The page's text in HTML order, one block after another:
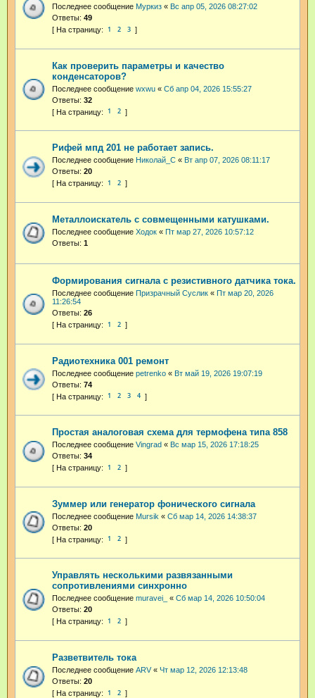
Последнее сообщение Муркиз « Вс апр 05, 2026 08:27:02
Ответы: 49
1 2 3
Как проверить параметры и качество
конденсаторов?
Последнее сообщение wxwu « Сб апр 04, 2026 15:55:27
Ответы: 32
1 2
Рифей мпд 201 не работает запись.
Последнее сообщение Николай_С « Вт апр 07, 2026 08:11:17
Ответы: 20
1 2
Металлоискатель с совмещенными катушками.
Последнее сообщение Ходок « Пт мар 27, 2026 10:57:12
Ответы: 1
Формирования сигнала с резистивного датчика тока.
Последнее сообщение Призрачный Суслик « Пт мар 20, 2026
11:26:54
Ответы: 26
1 2
Радиотехника 001 ремонт
Последнее сообщение petrenko « Вт май 19, 2026 19:07:19
Ответы: 74
1 2 3 4
Простая аналоговая схема для термофена типа 858
Последнее сообщение Vingrad « Вс мар 15, 2026 17:18:25
Ответы: 34
1 2
Зуммер или генератор фонического сигнала
Последнее сообщение Mursik « Сб мар 14, 2026 14:38:37
Ответы: 20
1 2
Управлять несколькими развязанными
сопротивлениями синхронно
Последнее сообщение muravei_ « Сб мар 14, 2026 10:50:04
Ответы: 20
1 2
Разветвитель тока
Последнее сообщение ARV« Чт мар 12, 2026 12:13:48
Ответы: 20
1 2